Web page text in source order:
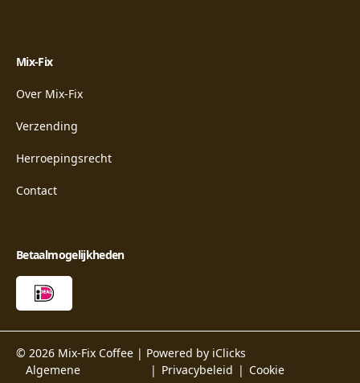
Mix-Fix
Over Mix-Fix
Verzending
Herroepingsrecht
Contact
Betaalmogelijkheden
© 2026 Mix-Fix Coffee | Powered by iClicks
Algemene
Privacybeleid
Cookie